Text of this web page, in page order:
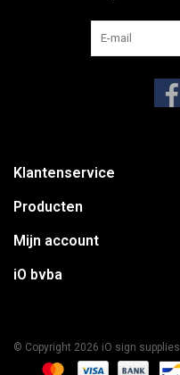
Klantenservice
Producten
Mijn account
iO bvba
© Copyright 2026 iO sign